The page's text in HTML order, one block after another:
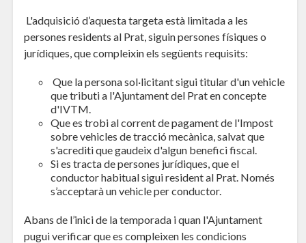
L'adquisició d’aquesta targeta està limitada a les
persones residents al Prat, siguin persones físiques o
jurídiques, que compleixin els següents requisits:
Que la persona sol·licitant sigui titular d'un vehicle
que tributi a l'Ajuntament del Prat en concepte
d'IVTM.
Que es trobi al corrent de pagament de l'Impost
sobre vehicles de tracció mecànica, salvat que
s'acrediti que gaudeix d'algun benefici fiscal.
Si es tracta de persones jurídiques, que el
conductor habitual sigui resident al Prat. Només
s’acceptarà un vehicle per conductor.
Abans de l’inici de la temporada i quan l'Ajuntament
pugui verificar que es compleixen les condicions